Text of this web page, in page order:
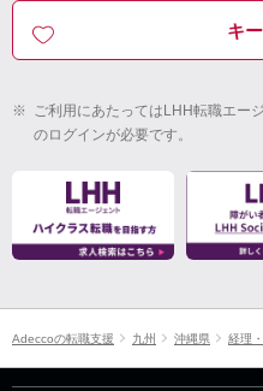
キ
※ ご利用にあたってはLHH転職エー
のログインが必要です。
Adeccoの転職支援 九州 沖縄県 経理